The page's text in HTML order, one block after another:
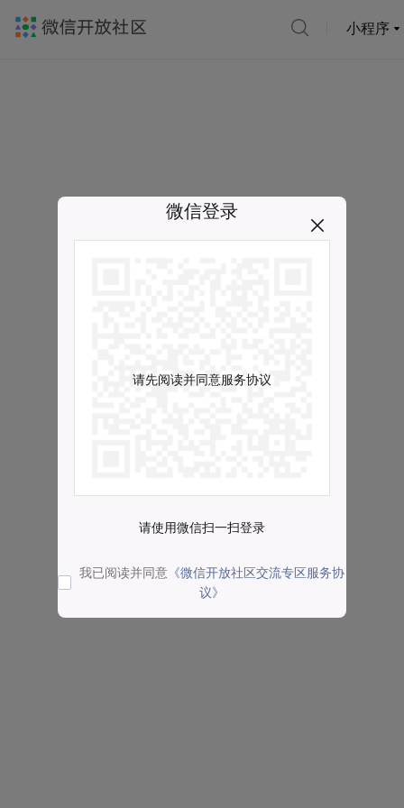
小程序
微信登录
请先阅读并同意服务协议
请使用微信扫一扫登录
我已阅读并同意 《微信开放社区交流专区服务协
议》